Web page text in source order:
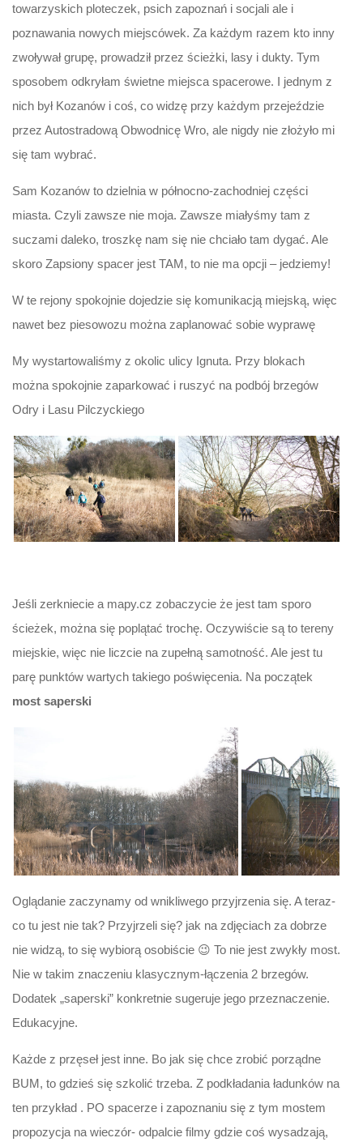
towarzyskich ploteczek, psich zapoznań i socjali ale i
poznawania nowych miejscówek. Za każdym razem kto inny
zwoływał grupę, prowadził przez ścieżki, lasy i dukty. Tym
sposobem odkryłam świetne miejsca spacerowe. I jednym z
nich był Kozanów i coś, co widzę przy każdym przejeździe
przez Autostradową Obwodnicę Wro, ale nigdy nie złożyło mi
się tam wybrać.
Sam Kozanów to dzielnia w północno-zachodniej części
miasta. Czyli zawsze nie moja. Zawsze miałyśmy tam z
suczami daleko, troszkę nam się nie chciało tam dygać. Ale
skoro Zapsiony spacer jest TAM, to nie ma opcji – jedziemy!
W te rejony spokojnie dojedzie się komunikacją miejską, więc
nawet bez piesowozu można zaplanować sobie wyprawę
My wystartowaliśmy z okolic ulicy Ignuta. Przy blokach
można spokojnie zaparkować i ruszyć na podbój brzegów
Odry i Lasu Pilczyckiego
Jeśli zerkniecie a mapy.cz zobaczycie że jest tam sporo
ścieżek, można się poplątać trochę. Oczywiście są to tereny
miejskie, więc nie liczcie na zupełną samotność. Ale jest tu
parę punktów wartych takiego poświęcenia. Na początek
most saperski
Oglądanie zaczynamy od wnikliwego przyjrzenia się. A teraz-
co tu jest nie tak? Przyjrzeli się? jak na zdjęciach za dobrze
nie widzą, to się wybiorą osobiście 😉 To nie jest zwykły most.
Nie w takim znaczeniu klasycznym-łączenia 2 brzegów.
Dodatek „saperski” konkretnie sugeruje jego przeznaczenie.
Edukacyjne.
Każde z przęseł jest inne. Bo jak się chce zrobić porządne
BUM, to gdzieś się szkolić trzeba. Z podkładania ładunków na
ten przykład . PO spacerze i zapoznaniu się z tym mostem
propozycja na wieczór- odpalcie filmy gdzie coś wysadzają,